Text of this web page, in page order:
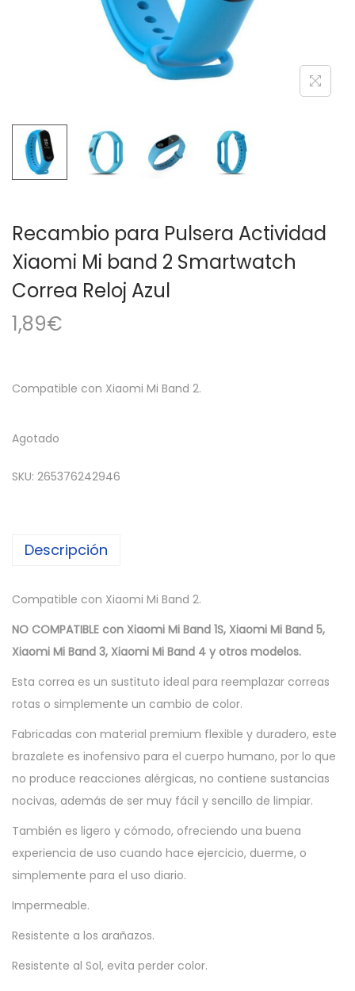
a
c
i
ó
d
o
Recambio para Pulsera Actividad
Xiaomi Mi band 2 Smartwatch
Correa Reloj Azul
1,89€
Compatible con Xiaomi Mi Band 2.
Agotado
SKU: 265376242946
Descripción
Compatible con Xiaomi Mi Band 2.
NO COMPATIBLE con Xiaomi Mi Band 1S, Xiaomi Mi Band 5,
Xiaomi Mi Band 3, Xiaomi Mi Band 4 y otros modelos.
Esta correa es un sustituto ideal para reemplazar correas
rotas o simplemente un cambio de color.
Fabricadas con material premium flexible y duradero, este
brazalete es inofensivo para el cuerpo humano, por lo que
no produce reacciones alérgicas, no contiene sustancias
nocivas, además de ser muy fácil y sencillo de limpiar.
También es ligero y cómodo, ofreciendo una buena
experiencia de uso cuando hace ejercicio, duerme, o
simplemente para el uso diario.
Impermeable.
Resistente a los arañazos.
Resistente al Sol, evita perder color.